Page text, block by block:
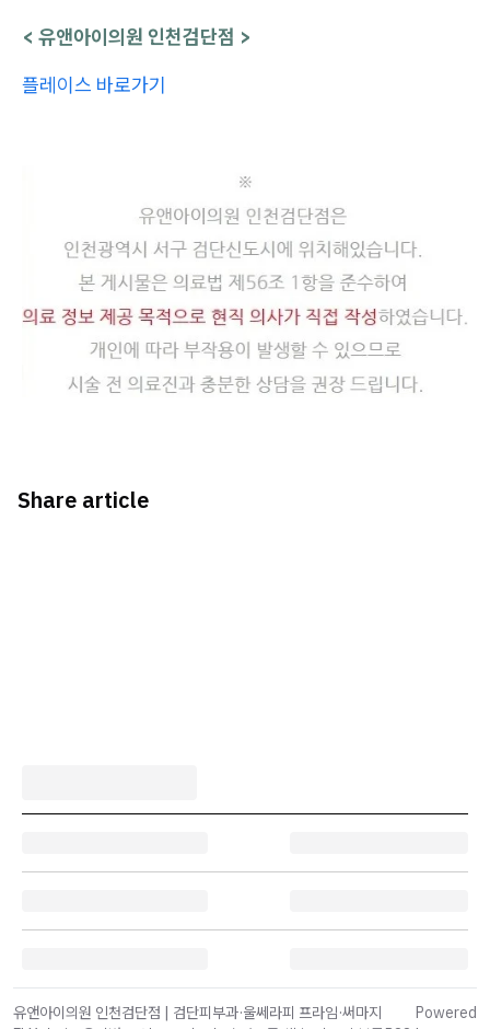
< 유앤아이의원 인천검단점 >
플레이스 바로가기
Share article
유앤아이의원 인천검단점 | 검단피부과·울쎄라피 프라임·써마지
Powered